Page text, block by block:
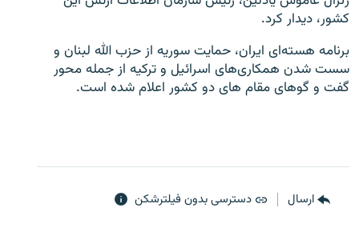
زبان‌های دیگر
کشور، دیدار کرد.
برنامه هسته‌ای ایران، حمایت سوریه از حزب الله لبنان و
سست شدن همکاری‌های اسرائیل و ترکیه از جمله محور
گفت و گوهای مقام های دو کشور اعلام شده است.
ارسال دسترسی بدون فیلترشکن